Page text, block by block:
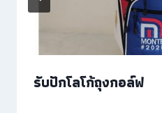
รับปักโลโก้ถุงกอล์ฟ